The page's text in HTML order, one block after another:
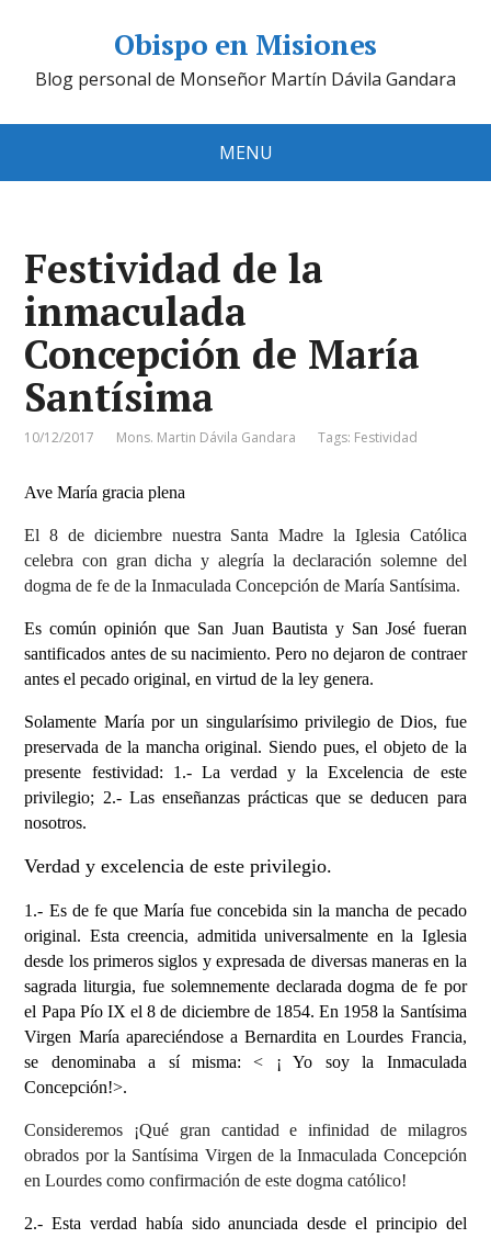
Obispo en Misiones
Blog personal de Monseñor Martín Dávila Gandara
MENU
Festividad de la
inmaculada
Concepción de María
Santísima
10/12/2017 Mons. Martin Dávila Gandara Tags: Festividad
Ave María gracia plena
El 8 de diciembre nuestra Santa Madre la Iglesia Católica
celebra con gran dicha y alegría la declaración solemne del
dogma de fe de la Inmaculada Concepción de María Santísima.
Es común opinión que San Juan Bautista y San José fueran
santificados antesde su nacimiento.Pero no dejaron de contraer
antes el pecado original, en virtud de la ley genera.
Solamente María por un singularísimo privilegio de Dios, fue
preservada de la mancha original. Siendo pues, el objeto de la
presente festividad: 1.- La verdad y la Excelencia de este
privilegio; 2.- Las enseñanzas prácticas que se deducen para
nosotros.
Verdad y excelencia de este privilegio.
1.- Es de fe que María fue concebida sin lamancha de pecado
original. Esta creencia, admitida universalmente en la Iglesia
desde los primeros siglos y expresada de diversas maneras en la
sagrada liturgia, fue solemnemente declarada dogma de fe por
el Papa Pío IXel 8 de diciembre de 1854.En 1958la Santísima
Virgen María apareciéndose aBernardita en Lourdes Francia,
se denominaba a sí misma: < ¡ Yo soy la Inmaculada
Concepción!>.
Consideremos ¡Qué gran cantidad e infinidad de milagros
obrados por la Santísima Virgen de la Inmaculada Concepción
en Lourdes como confirmación de este dogma católico!
2.- Esta verdad había sido anunciada desde el principio del